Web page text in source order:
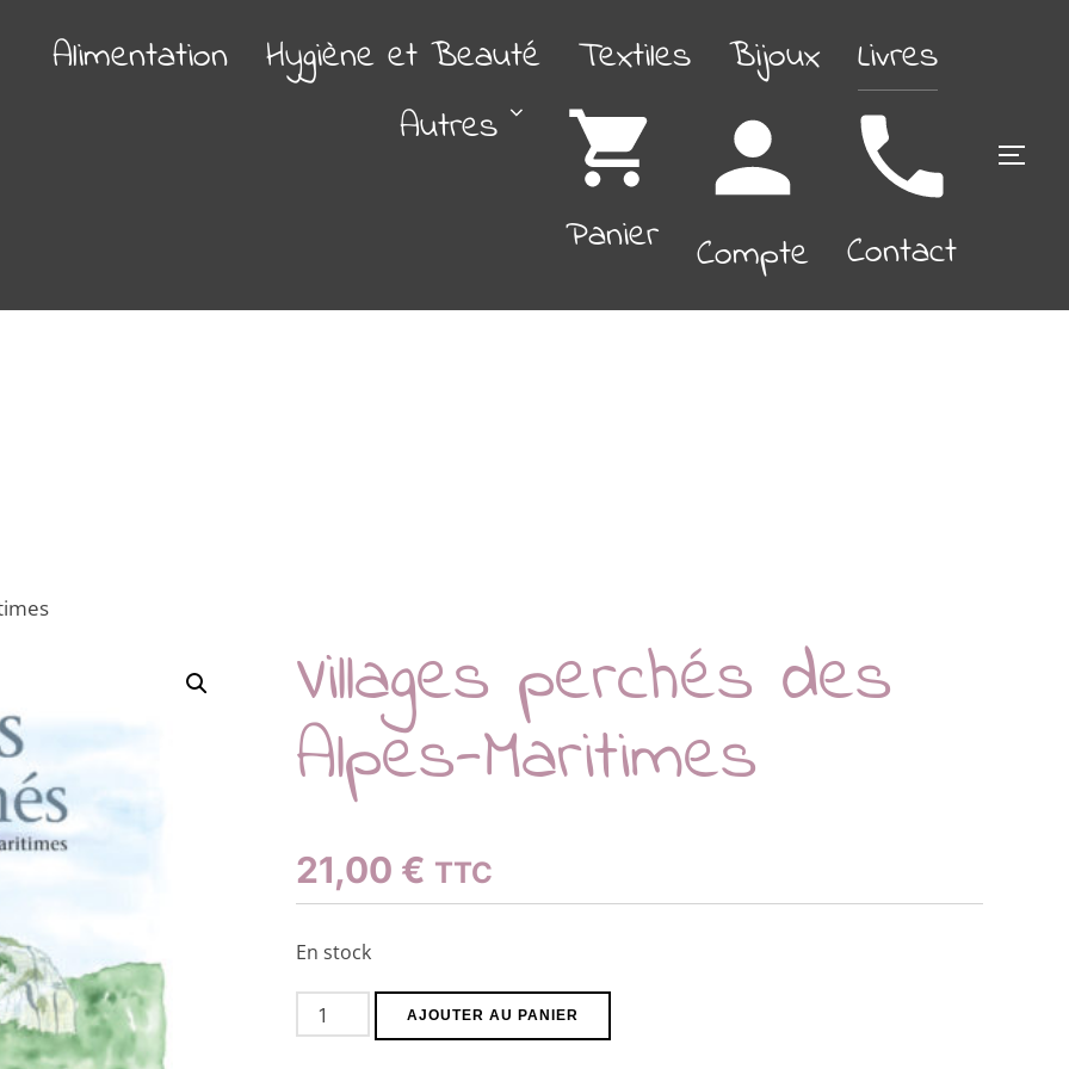
Alimentation Hygiène et Beauté Textiles Bijoux
Livres
Autres
Panier Compte Contact
Villages perchés des
Alpes-Maritimes
21,00 € TTC
En stock
quantité
de
AJOUTER AU PANIER